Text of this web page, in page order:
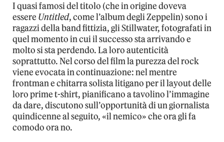
I quasi famosi del titolo (che in origine doveva
essere Untitled, come l’album degli Zeppelin) sono i
ragazzi della band fittizia, gli Stillwater, fotografati in
quel momento in cui il successo sta arrivando e
molto si sta perdendo. La loro autenticità
soprattutto. Nel corso del film la purezza del rock
viene evocata in continuazione: nel mentre
frontman e chitarra solista litigano per il layout delle
loro prime t-shirt, pianificano a tavolino l’immagine
da dare, discutono sull’opportunità di un giornalista
quindicenne al seguito, «il nemico» che ora gli fa
comodo ora no.